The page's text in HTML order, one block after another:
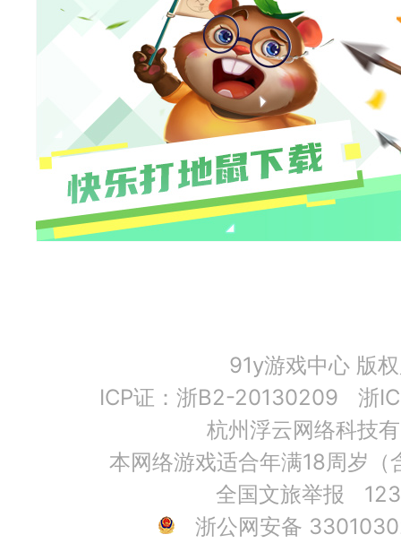
91y游戏中心 版
ICP证：浙B2-20130209
浙
杭州浮云网络科技
本网络游戏适合年满18周岁（
全国文旅举报
浙公网安备